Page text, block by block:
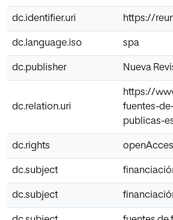
dc.identifier.uri https://
dc.language.iso spa
dc.publisher Nueva
dc.relation.uri
https://
fuentes-
publicas-
dc.rights
dc.subject
dc.subject